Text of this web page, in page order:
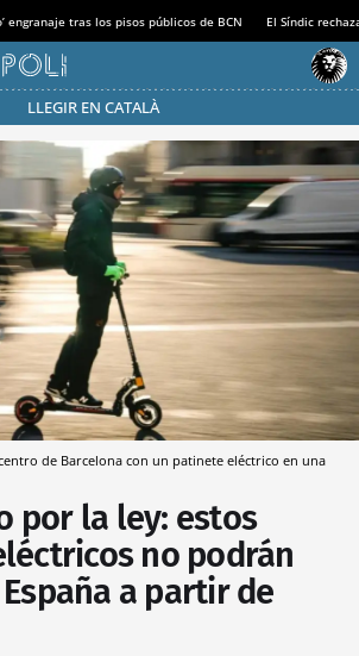
engranaje tras los pisos públicos de BCN El Síndic
LLEGIR EN CATALÀ
al MODO AHORRO
de Barcelona con un patinete eléctrico en una
por la ley: estos
no podrán
a partir de